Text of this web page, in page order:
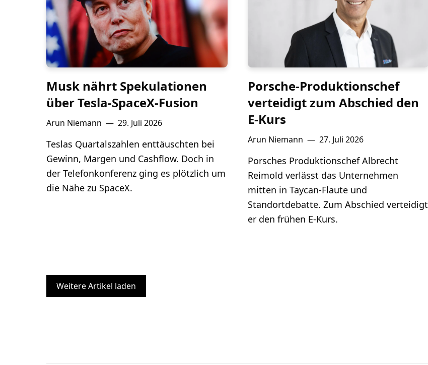
Musk nährt Spekulationen
über Tesla-SpaceX-Fusion
Arun Niemann — 29. Juli 2026
Teslas Quartalszahlen enttäuschten bei
Gewinn, Margen und Cashflow. Doch in
der Telefonkonferenz ging es plötzlich um
die Nähe zu SpaceX.
Porsche-Produktionschef
verteidigt zum Abschied den
E-Kurs
Arun Niemann — 27. Juli 2026
Porsches Produktionschef Albrecht
Reimold verlässt das Unternehmen
mitten in Taycan-Flaute und
Standortdebatte. Zum Abschied verteidigt
er den frühen E-Kurs.
Weitere Artikel laden